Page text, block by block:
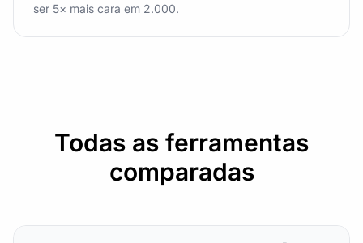
ser 5× mais cara em 2.000.
Todas as ferramentas
comparadas